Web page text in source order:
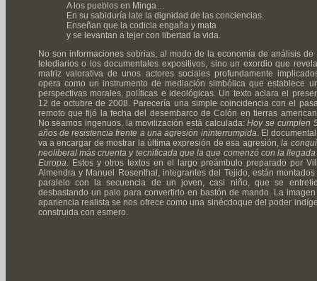
A los pueblos en Minga…
En su sabiduría late la dignidad de las conciencias.
Enseñan que la codicia engaña y mata
y se levantan a tejer con libertad la vida.
No son informaciones sobrias, al modo de la economía de análisis de
telediarios o los documentales expositivos, sino un exordio que
matriz valorativa de unos actores sociales profundamente
opera como un instrumento de mediación simbólica que establece
perspectivas morales, políticas e ideológicas. Un texto aclara el
12 de octubre de 2008. Parecería una simple coincidencia con el
remoto que fijó la fecha del desembarco de Colón en tierras
No seamos ingenuos, la movilización está calculada:Hoy se cumplen
años de resistencia frente a una agresión ininterrumpida. El
va a encargar de mostrar la última expresión de esa agresión,la
neoliberal más cruenta y tecnificada que la que comenzó con la
Europa. Estos y otros textos en el largo preámbulo preparado por
Almendra y Manuel Rosenthal, integrantes del Tejido, están
paralelo con la secuencia de un joven, casi niño, que se
desbastando un palo para convertirlo en bastón de mando. La
apariencia realista se nos ofrece como una sinécdoque del poder
construida con esmero.